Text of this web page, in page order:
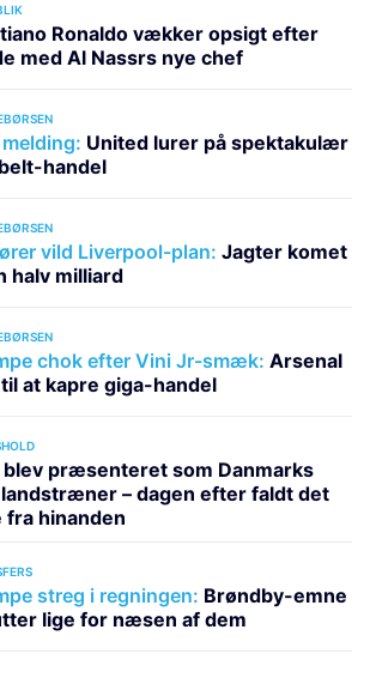
Ronaldo vækker opsigt efter
med Al Nassrs nye chef
United lurer på spektakulær
handel
vild Liverpool-plan: Jagter komet
halv milliard
chok efter Vini Jr-smæk: Arsenal
at kapre giga-handel
blev præsenteret som Danmarks
– dagen efter faldt det
fra hinanden
streg i regningen: Brøndby-emne
lige for næsen af dem